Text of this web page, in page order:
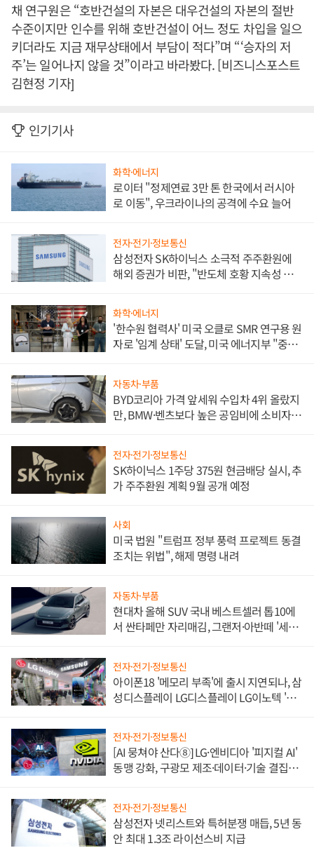
채 연구원은 “호반건설의 자본은 대우건설의 자본의 절반
수준이지만 인수를 위해 호반건설이 어느 정도 차입을 일으
키더라도 지금 재무상태에서 부담이 적다”며 “‘승자의 저
주’는 일어나지 않을 것”이라고 바라봤다. [비즈니스포스트
김현정 기자]
인기기사
화학·에너지
로이터 "정제연료 3만 톤 한국에서 러시아
로 이동", 우크라이나의 공격에 수요 늘어
전자·전기·정보통신
삼성전자 SK하이닉스 소극적 주주환원에
해외 증권가 비판, "반도체 호황 지속성 의
화학·에너지
'한수원 협력사' 미국 오클로 SMR 연구용 원
자로 '임계 상태' 도달, 미국 에너지부 "중요
자동차·부품
BYD코리아 가격 앞세워 수입차 4위 올랐지
만, BMW·벤츠보다 높은 공임비에 소비자
전자·전기·정보통신
SK하이닉스 1주당 375원 현금배당 실시, 추
가 주주환원 계획 9월 공개 예정
사회
미국 법원 "트럼프 정부 풍력 프로젝트 동결
조치는 위법", 해제 명령 내려
자동차·부품
현대차 올해 SUV 국내 베스트셀러 톱10에
서 싼타페만 자리매김, 그랜저·아반떼 '세단
전자·전기·정보통신
아이폰18 '메모리 부족'에 출시 지연되나, 삼
성디스플레이 LG디스플레이 LG이노텍 '탈
전자·전기·정보통신
[AI 뭉쳐야 산다⑧] LG·엔비디아 '피지컬 AI'
동맹 강화, 구광모 제조·데이터·기술 결집
전자·전기·정보통신
삼성전자 넷리스트와 특허분쟁 매듭, 5년 동
안 최대 1.3조 라이선스비 지급